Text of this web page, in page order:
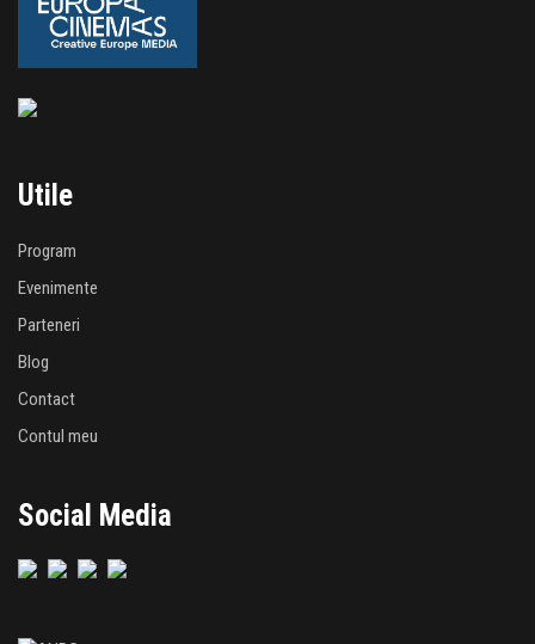
Utile
Program
Evenimente
Parteneri
Blog
Contact
Contul meu
Social Media